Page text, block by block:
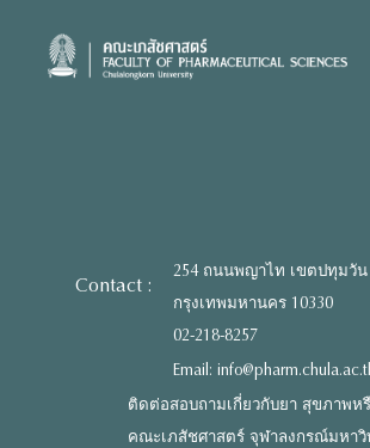
content
Contact :
254 ถนนพญาไท เขตปทุมวัน
กรุงเทพมหานคร 10330
02-218-8257
Email:
ติดต่อสอบถามเกี่ยวกับยา สุขภาพห
คณะเภสัชศาสตร์ จุฬาลงกรณ์มหาวิ